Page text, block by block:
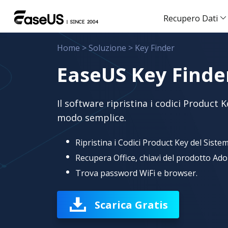
Recupero Dati
Home>Soluzione > Key Finder
EaseUS Key
Il software ripristina i codici Product
modo semplice.
Ripristina i Codici Product Key del
Recupera Office, chiavi del prodotto
Trova password WiFi e browser.
Scarica Gratis